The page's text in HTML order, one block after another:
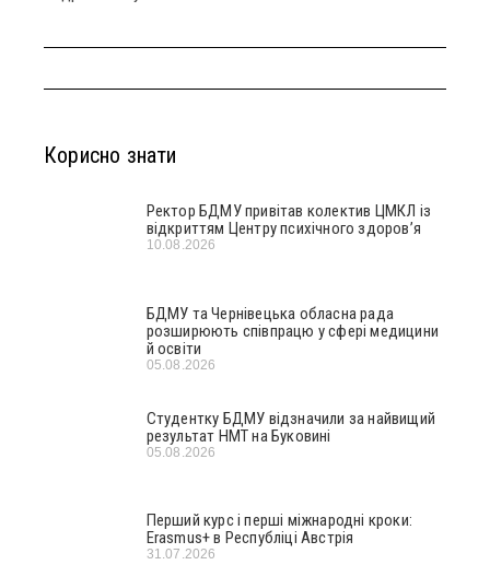
Корисно знати
Ректор БДМУ привітав колектив ЦМКЛ із
відкриттям Центру психічного здоров’я
10.08.2026
БДМУ та Чернівецька обласна рада
розширюють співпрацю у сфері медицини
й освіти
05.08.2026
Студентку БДМУ відзначили за найвищий
результат НМТ на Буковині
05.08.2026
Перший курс і перші міжнародні кроки:
Erasmus+ в Республіці Австрія
31.07.2026